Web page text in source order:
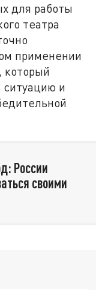
для работы
театра
применении
который
ситуацию и
России
своими